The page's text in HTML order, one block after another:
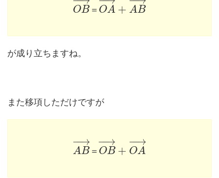
OB ＝ OA + AB
が成り立ちますね。
また移項しただけですが
AB
−→
−
＝ OB
−→
−
+ OA
−→
−